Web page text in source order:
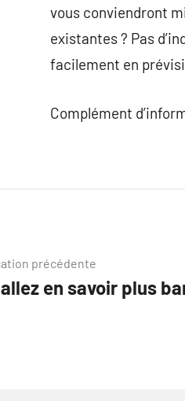
vous conviendront
existantes ? Pas
facilement en
Complément
précédente
en savoir plus